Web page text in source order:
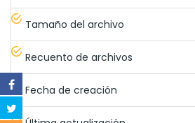
Tamaño del archivo
Recuento de archivos
Fecha de creación